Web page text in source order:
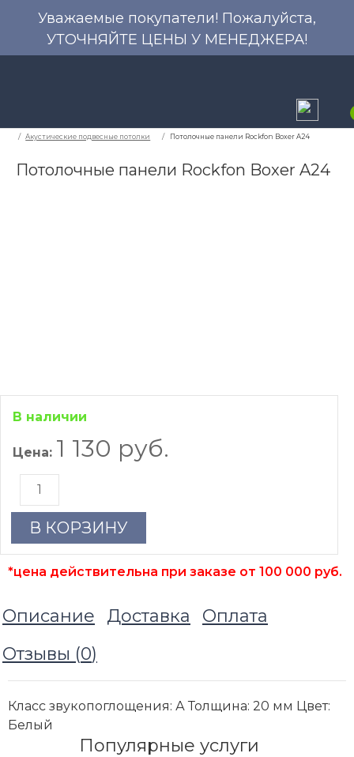
Уважаемые покупатели! Пожалуйста,
УТОЧНЯЙТЕ ЦЕНЫ У МЕНЕДЖЕРА!
Потолочные панели Rockfon Boxer A24
В наличии
Цена: 1 130 руб.
В КОРЗИНУ
*цена действительна при заказе от 100 000 руб.
Описание Доставка
Оплата
Отзывы (0)
Класс звукопоглощения: А Толщина: 20 мм Цвет:
Белый
Популярные услуги